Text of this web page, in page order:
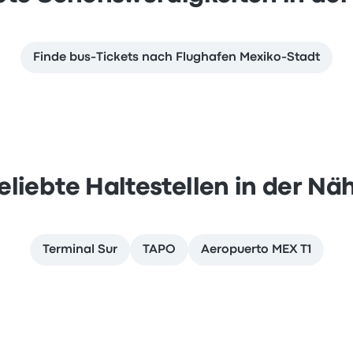
Finde bus-Tickets nach Flughafen Mexiko-Stadt
Haltestellen in der
Terminal Sur TAPO Aeropuerto MEX T1